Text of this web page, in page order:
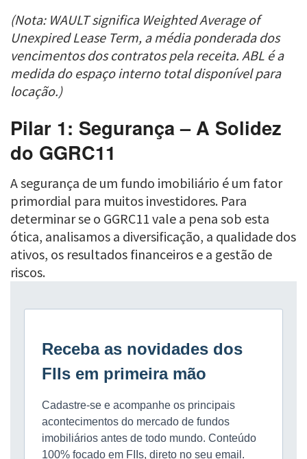
(Nota: WAULT significa Weighted Average of
Unexpired Lease Term, a média ponderada dos
vencimentos dos contratos pela receita. ABL é a
medida do espaço interno total disponível para
locação.)
Pilar 1: Segurança – A Solidez
do GGRC11
A segurança de um fundo imobiliário é um fator
primordial para muitos investidores. Para
determinar se o GGRC11 vale a pena sob esta
ótica, analisamos a diversificação, a qualidade dos
ativos, os resultados financeiros e a gestão de
riscos.